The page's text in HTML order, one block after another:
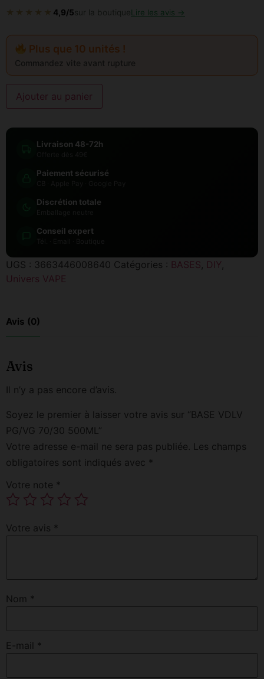
★★★★★ 4,9/5sur la boutiqueLire les avis →
Plus que 10 unités !
Commandez vite avant rupture
Ajouter au panier
Livraison 48-72h
Paiement sécurisé
Discrétion totale
Conseil expert
UGS : 3663446008640 Catégories : BASES, DIY,
Univers VAPE
Avis (0)
Avis
Il n’y a pas encore d’avis.
Soyez le premier à laisser votre avis sur “BASE VDLV
PG/VG 70/30 500ML”
Votre adresse e-mail ne sera pas publiée. Les champs
obligatoires sont indiqués avec *
Votre note *
Votre avis *
Nom *
E-mail *